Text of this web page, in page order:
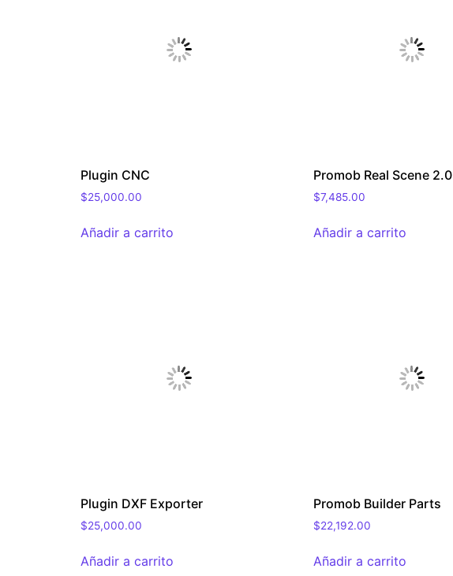
Plugin CNC
$25,000.00
Añadir a carrito
Promob Real Scene 2.0
$7,485.00
Añadir a carrito
Plugin DXF Exporter
$25,000.00
Añadir a carrito
Promob Builder Parts
$22,192.00
Añadir a carrito